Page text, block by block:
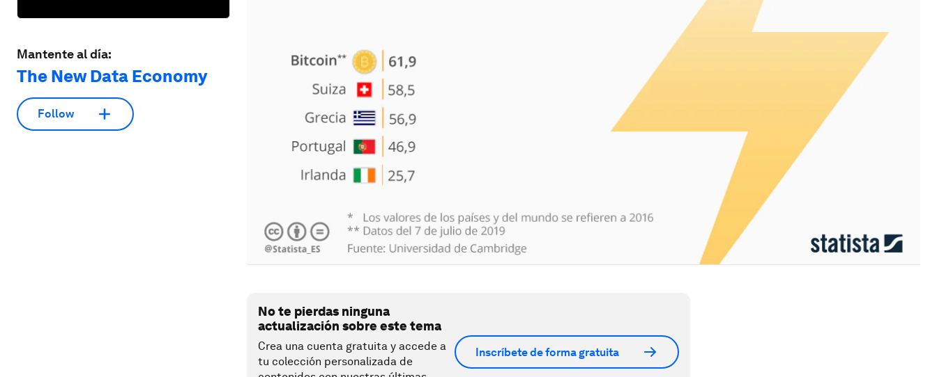
Mantente al día:
The New Data Economy
Follow
No te pierdas ninguna
actualización sobre este tema
Crea una cuenta gratuita y accede a
tu colección personalizada de
Inscríbete de forma gratuita